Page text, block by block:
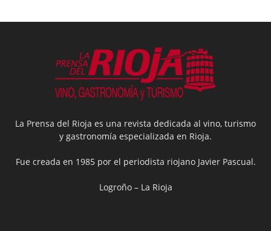
La Prensa del Rioja es una revista dedicada al vino, turismo
y gastronomía especializada en Rioja.
Fue creada en 1985 por el periodista riojano Javier Pascual.
Logroño – La Rioja